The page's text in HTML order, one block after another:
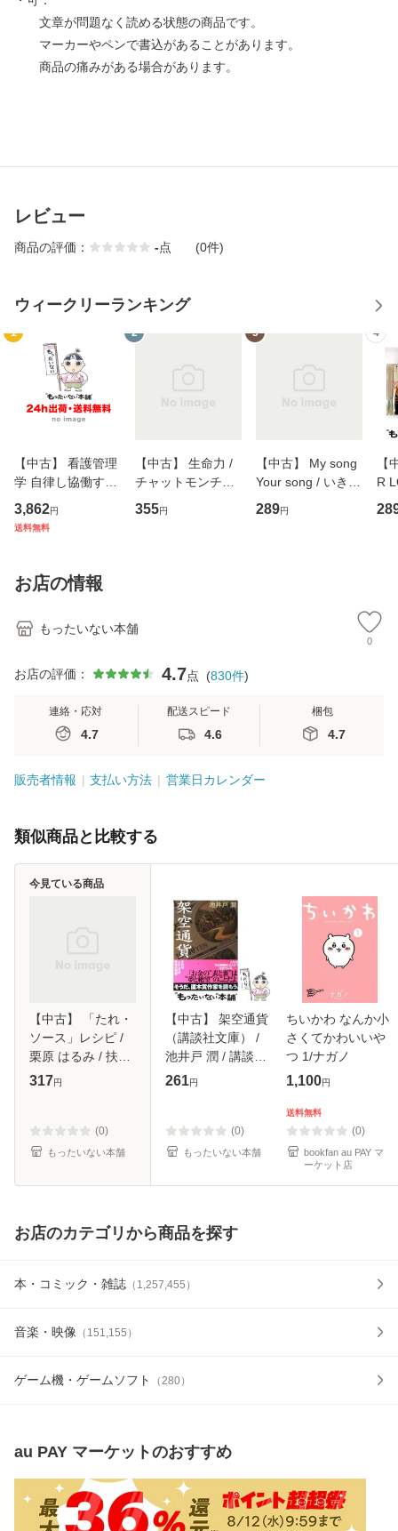
文章が問題なく読める状態の商品です。
マーカーやペンで書込があることがあります。
商品の痛みがある場合があります。
レビュー
商品の評価： -点 (0件)
ウィークリーランキング
1
【中古】 看護管理
学 自律し協働する
専門職の看護マネ
ジメントスキル 改
恵 藤本幸三 / 南江
堂 [単行
3,862円
送料無料
2
【中古】 生命力 /
チャットモンチー /
キューンレコード
[CD]【メール便送
355円
3
【中古】 My song
Your song / いきも
のがかり / [CD]
【メール便送料無
289円
4
【
R
産
お店の情報
もったいない本舗
0
お店の評価： 4.7点 (830件)
連絡・応対
4.7
配送スピード
4.6
梱包
4.7
販売者情報 支払い方法 営業日カレンダー
類似商品と比較する
【中古】 「たれ・
ソース」レシピ /
栗原 はるみ / 扶桑
社 [ムック]【メー
317円
(0)
もったいない本舗
今見ている商品
【中古】 架空通貨
（講談社文庫） /
池井戸 潤 / 講談社
[文庫]【メール便送
261円
(0)
もったいない本舗
ちいかわ なんか小
さくてかわいいや
つ 1/ナガノ
1,100円
送料無料
(0)
bookfan au PAY マ
ーケット店
お店のカテゴリから商品を探す
本・コミック・雑誌 （ 1,257,455 ）
音楽・映像 （ 151,155 ）
ゲーム機・ゲームソフト （280）
au PAY マーケットのおすすめ